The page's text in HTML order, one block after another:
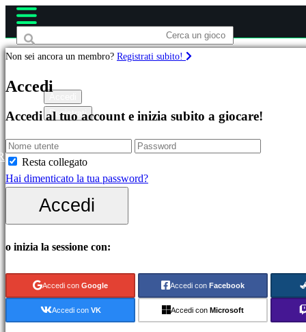
Giochi
In
evidenza
Novità
to
Play
Giochi
di
azione
Giochi
Registrati
Non sei ancora un membro? Registrati subito!
Accedi
Accedi al tuo account e inizia subito a giocare!
Resta collegato
Hai dimenticato la tua password?
Accedi
o inizia la sessione con:
Accedi con Google Accedi con Facebook
Accedi con VK Accedi con Microsoft